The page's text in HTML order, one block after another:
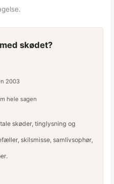
skødet?
2003
hele sagen
skøder, tinglysning og
skilsmisse, samlivsophør,